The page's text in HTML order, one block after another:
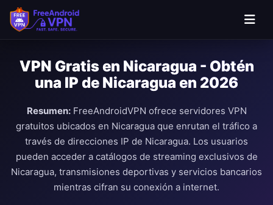
Saltar al contenido principal
VPN Gratis en Nicaragua - Obtén
una IP de Nicaragua en 2026
Resumen:FreeAndroidVPN ofrece servidores VPN
gratuitos ubicados en Nicaragua que enrutan el tráfico a
través de direcciones IP de Nicaragua. Los usuarios
pueden acceder a catálogos de streaming exclusivos de
Nicaragua, transmisiones deportivas y servicios bancarios
mientras cifran su conexión a internet.